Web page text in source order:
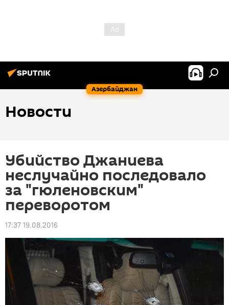
Азербайджан
Новости
Убийство Джаниева
неслучайно последовало
за "гюленовским"
переворотом
17:37 19.08.2016